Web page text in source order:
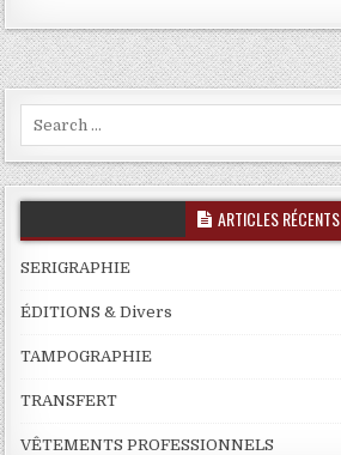
ARTICLES RÉCENTS
SERIGRAPHIE
ÉDITIONS & Divers
TAMPOGRAPHIE
TRANSFERT
VÊTEMENTS PROFESSIONNELS